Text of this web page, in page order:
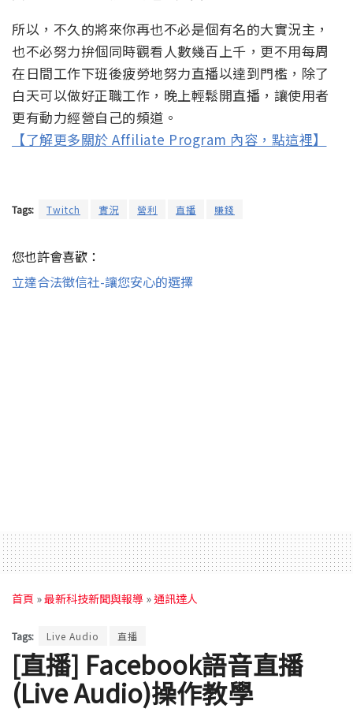
所以，不久的將來你再也不必是個有名的大實況主，
也不必努力拚個同時觀看人數幾百上千，更不用每周
在日間工作下班後疲勞地努力直播以達到門檻，除了
白天可以做好正職工作，晚上輕鬆開直播，讓使用者
更有動力經營自己的頻道。
【了解更多關於 Affiliate Program 內容，點這裡】
Tags: Twitch 實況 營利 直播 賺錢
您也許會喜歡：
立達合法徵信社-讓您安心的選擇
首頁 »最新科技新聞與報導 »通訊達人
Tags: Live Audio 直播
[直播] Facebook語音直播
(Live Audio)操作教學